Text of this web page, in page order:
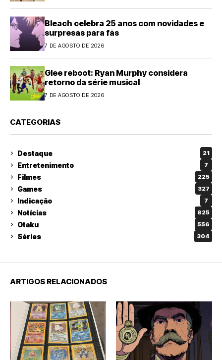
Bleach celebra 25 anos com novidades e
surpresas para fãs
7 DE AGOSTO DE 2026
Glee reboot: Ryan Murphy considera
retorno da série musical
7 DE AGOSTO DE 2026
CATEGORIAS
Destaque 21
Entretenimento 7
Filmes 225
Games 327
Indicação 7
Notícias 825
Otaku 556
Séries 304
ARTIGOS RELACIONADOS